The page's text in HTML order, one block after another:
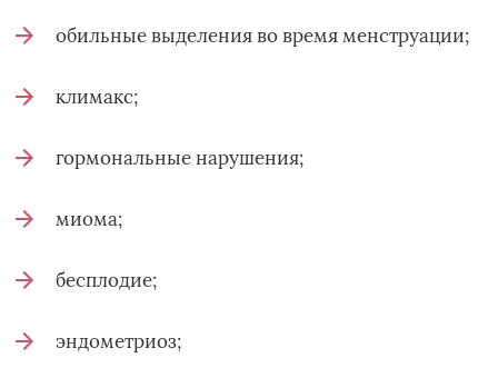
обильные выделения во время менструации;
климакс;
гормональные нарушения;
миома;
бесплодие;
эндометриоз;